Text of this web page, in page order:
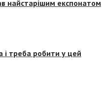
найстарішим експонатом
треба робити у цей